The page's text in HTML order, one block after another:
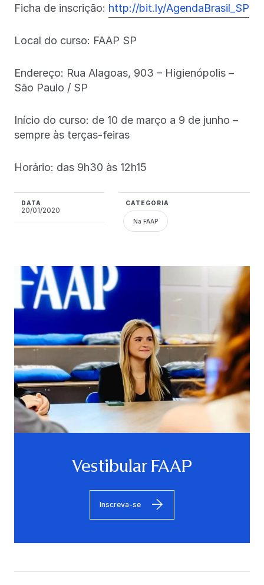
Ficha de inscrição: http://bit.ly/AgendaBrasil_SP
Local do curso: FAAP SP
Endereço: Rua Alagoas, 903 – Higienópolis –
São Paulo / SP
Início do curso: de 10 de março a 9 de junho –
sempre às terças-feiras
Horário: das 9h30 às 12h15
DATA
20/01/2020
CATEGORIA
Na FAAP
Vestibular FAAP
Inscreva-se